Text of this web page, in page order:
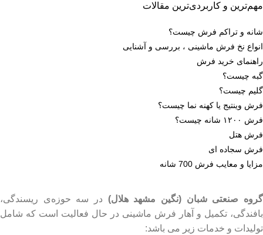
مهم‌ترین و کاربردی‌ترین مقالات
شانه و تراکم فرش چیست؟
انواع نخ فرش ماشینی ، بررسی و آشنایی
راهنمای خرید فرش
گبه چیست؟
گلیم چیست؟
فرش وینتیج یا کهنه نما چیست؟
فرش ۱۲۰۰ شانه چیست؟
فرش هتل
فرش سجاده ای
مزایا و معایب فرش 700 شانه
گروه صنعتی شبان (نگین مشهد هلال) در سه حوزه‌ی ریسندگی،
بافندگی، تکمیل و آهار فرش ماشینی در حال فعالیت است که شامل
تولیدات و خدمات زیر می باشد: